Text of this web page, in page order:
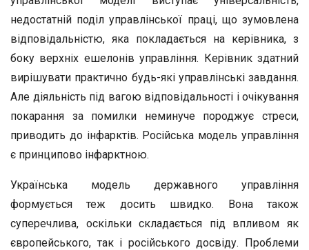
недостатній поділ управлінської праці, що зумовлена
відповідальністю, яка покладається на керівника, з
боку верхніх ешелонів управління. Керівник здатний
вирішувати практично будь-які управлінські завдання.
Але діяльність під вагою відповідальності і очікування
покарання за помилки неминуче породжує стреси,
приводить до інфарктів. Російська модель управління
є принципово інфарктною.
Українська модель державного управління
формується теж досить швидко. Вона також
суперечлива, оскільки складається під впливом як
європейського, так і російського досвіду. Проблеми